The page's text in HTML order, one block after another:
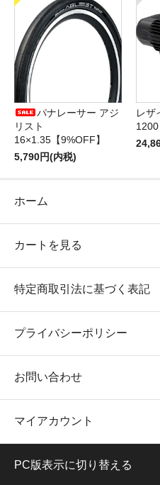
パナレーサー アジ
リスト
16×1.35【9%OFF】
5,790円(内税)
レザ
1200
ホーム
カートを見る
特定商取引法に基づく表記
プライバシーポリシー
お問い合わせ
マイアカウント
PC版表示に切り替える